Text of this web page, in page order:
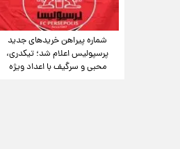
شماره پیراهن خریدهای جدید
پرسپولیس اعلام شد؛ تیکدری،
محبی و سرگیف با اعداد ویژه